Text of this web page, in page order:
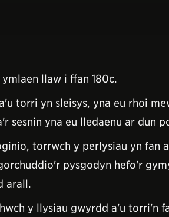
llaw i ffan 180c.
torri yn sleisys, yna eu rhoi
sesnin yna eu lledaenu ar dun
torrwch y perlysiau yn fan
pysgodyn hefo'r
arall.
y llysiau gwyrdd a'u torri'n